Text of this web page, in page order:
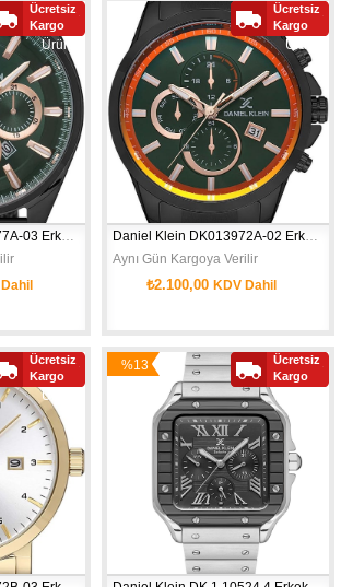
Daniel Klein DK013977A-03 Erkek Kol Saati
Ücretsiz
Kargo
Ürün
Aynı Gün Kargoya Verilir
₺2.100,00 KDV Dahil
Ücretsiz
Kargo
Ürün
Ücretsiz
Kargo
Ürün
%13
Ücretsiz
Kargo